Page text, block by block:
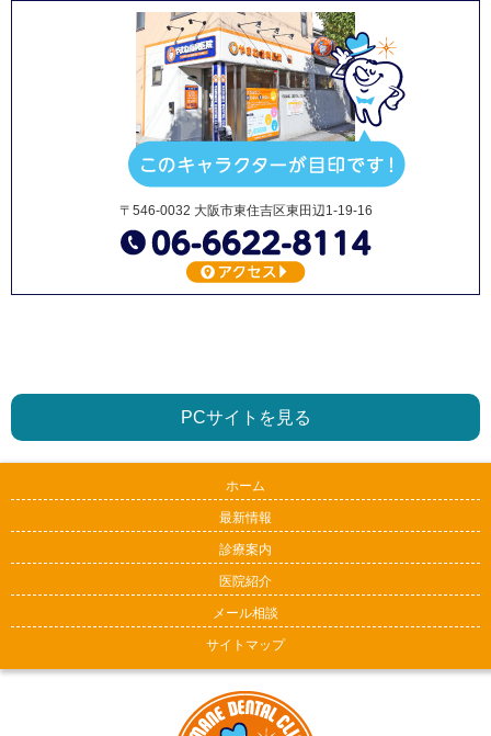
〒546-0032 大阪市東住吉区東田辺1-19-16
PCサイトを見る
ホーム
最新情報
診療案内
医院紹介
メール相談
サイトマップ